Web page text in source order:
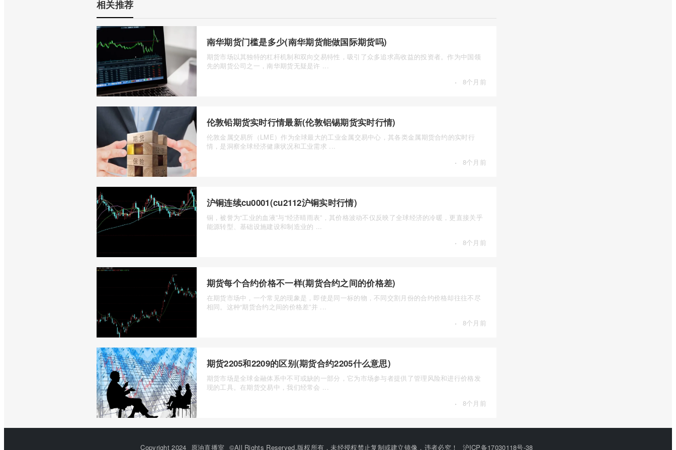
相关推荐
南华期货门槛是多少(南华期货能做国际期货吗)
期货市场以其独特的杠杆机制和双向交易特性，吸引了众多追求高收益的投资者。作为中国领
先的期货公司之一，南华期货无疑是许 ...
· 8个月前
伦敦铅期货实时行情最新(伦敦铝锡期货实时行情)
伦敦金属交易所（LME）作为全球最大的工业金属交易中心，其各类金属期货合约的实时行
情，是洞察全球经济健康状况和工业需求 ...
· 8个月前
沪铜连续cu0001(cu2112沪铜实时行情)
铜，被誉为“工业的血液”与“经济晴雨表”，其价格波动不仅反映了全球经济的冷暖，更直接关乎
能源转型、基础设施建设和制造业的 ...
· 8个月前
期货每个合约价格不一样(期货合约之间的价格差)
在期货市场中，一个常见的现象是，即使是同一标的物，不同交割月份的合约价格却往往不尽
相同。这种“期货合约之间的价格差”并 ...
· 8个月前
期货2205和2209的区别(期货合约2205什么意思)
期货市场是全球金融体系中不可或缺的一部分，它为市场参与者提供了管理风险和进行价格发
现的工具。在期货交易中，我们经常会 ...
· 8个月前
Copyright 2024 原油直播室 ©All Rights Reserved.版权所有，未经授权禁止复制或建立镜像，违者必究！ 沪ICP备17030118号-38